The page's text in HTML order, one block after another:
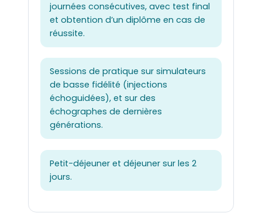
journées consécutives, avec test final
et obtention d’un diplôme en cas de
réussite.
Sessions de pratique sur simulateurs
de basse fidélité (injections
échoguidées), et sur des
échographes de dernières
générations.
Petit-déjeuner et déjeuner sur les 2
jours.